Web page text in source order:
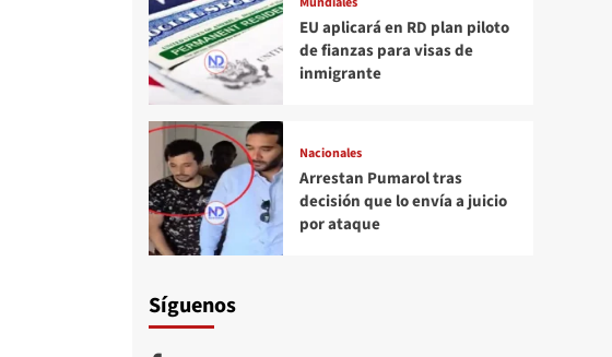
EU aplicará en RD plan piloto
de fianzas para visas de
inmigrante
Nacionales
Arrestan Pumarol tras
decisión que lo envía a juicio
por ataque
Síguenos